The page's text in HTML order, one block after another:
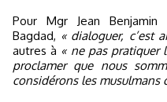
Pour Mgr Jean
Bagdad, « dialoguer, c’est
autres à « ne pas pratiquer
proclamer que nous
considérons les musulmans